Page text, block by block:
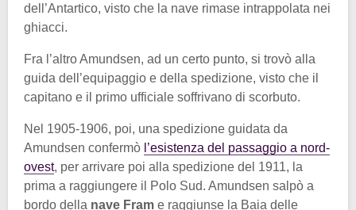
dell’Antartico, visto che la nave rimase intrappolata nei
ghiacci.
Fra l’altro Amundsen, ad un certo punto, si trovò alla
guida dell’equipaggio e della spedizione, visto che il
capitano e il primo ufficiale soffrivano di scorbuto.
Nel 1905-1906, poi, una spedizione guidata da
Amundsen confermò l’esistenza del passaggio a nord-
ovest, per arrivare poi alla spedizione del 1911, la
prima a raggiungere il Polo Sud. Amundsen salpò a
bordo della nave Fram e raggiunse la Baia delle